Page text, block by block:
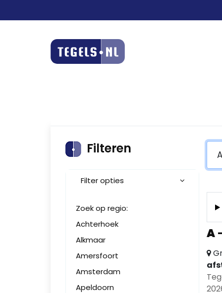
A
Filteren
Filter opties
Zoek op regio:
Achterhoek
Alkmaar
Amersfoort
Amsterdam
Apeldoorn